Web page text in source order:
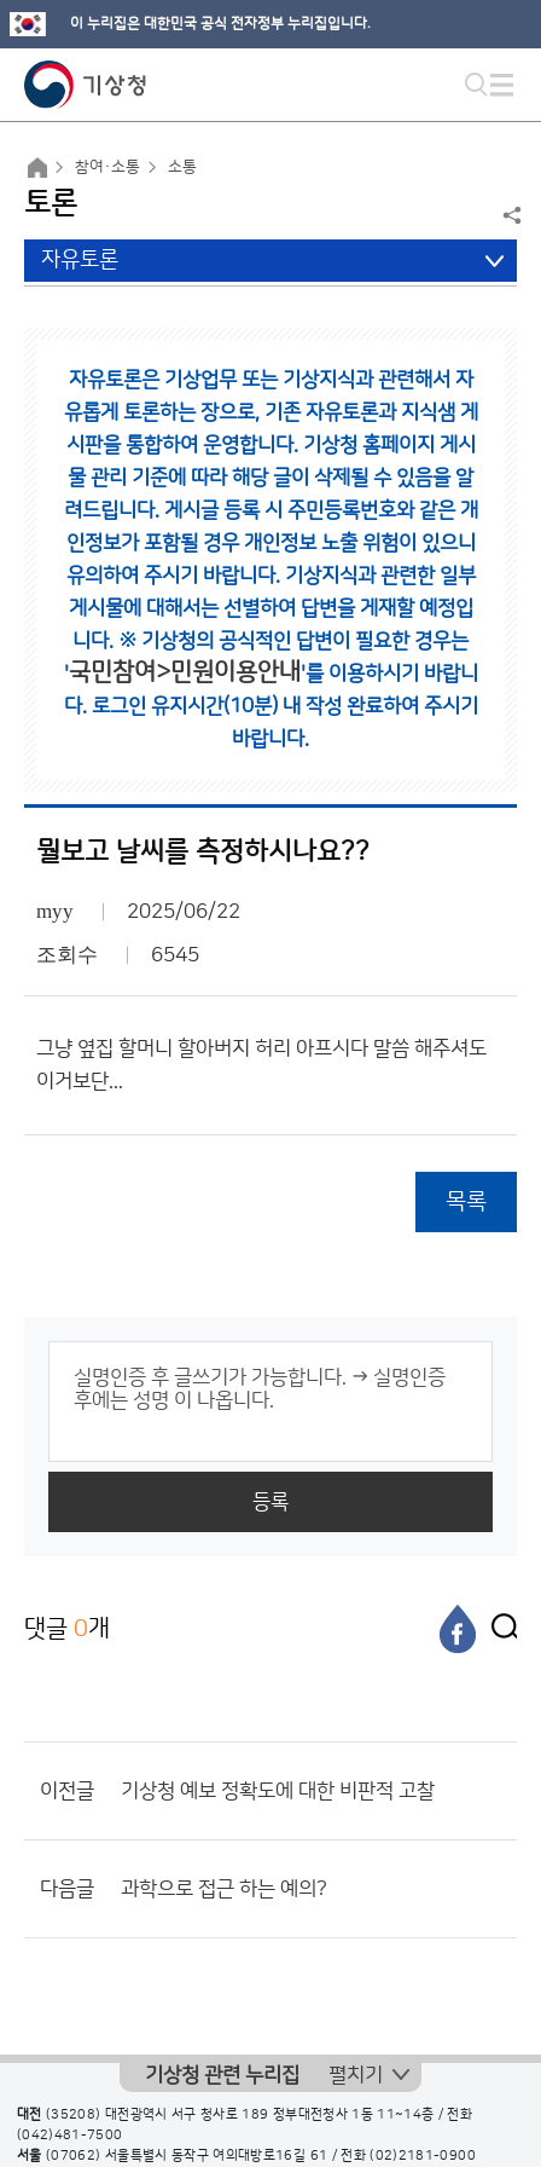
이 누리집은 대한민국 공식 전자정부 누리집입니다.
참여·소통 소통
토론
자유토론
자유토론은 기상업무 또는 기상지식과 관련해서 자
유롭게 토론하는 장으로, 기존 자유토론과 지식샘 게
시판을 통합하여 운영합니다. 기상청 홈페이지 게시
물 관리 기준에 따라 해당 글이 삭제될 수 있음을 알
려드립니다. 게시글 등록 시 주민등록번호와 같은 개
인정보가 포함될 경우 개인정보 노출 위험이 있으니
유의하여 주시기 바랍니다. 기상지식과 관련한 일부
게시물에 대해서는 선별하여 답변을 게재할 예정입
니다. ※ 기상청의 공식적인 답변이 필요한 경우는
'국민참여>민원이용안내 '를 이용하시기 바랍니
다. 로그인 유지시간(10분) 내 작성 완료하여 주시기
바랍니다.
뭘보고 날씨를 측정하시나요??
myy 2025/06/22
조회수 6545
그냥 옆집 할머니 할아버지 허리 아프시다 말씀 해주셔도
이거보단...
목록
등록
댓글 0개
이전글 기상청 예보 정확도에 대한 비판적 고찰
다음글 과학으로 접근 하는 예의?
기상청 관련 누리집 펼치기
대전 (35208) 대전광역시 서구 청사로 189 정부대전청사 1동 11~14층 / 전화
(042)481-7500
서울 (07062) 서울특별시 동작구 여의대방로16길 61 / 전화(02)2181-0900